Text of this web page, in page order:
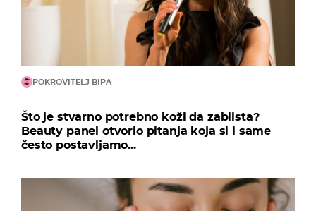
POKROVITELJ BIPA
Što je stvarno potrebno koži da zablista?
Beauty panel otvorio pitanja koja si i same
često postavljamo...